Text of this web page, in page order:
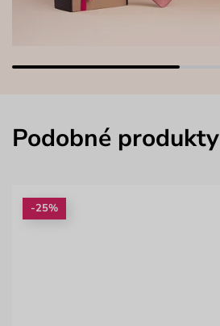
Podobné produkty
-25%